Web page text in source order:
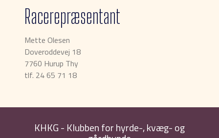
Racerepræsentant
Mette Olesen
Doveroddevej 18
7760 Hurup Thy
tlf. 24 65 71 18
KHKG - Klubben for hyrde-, kvæg- og